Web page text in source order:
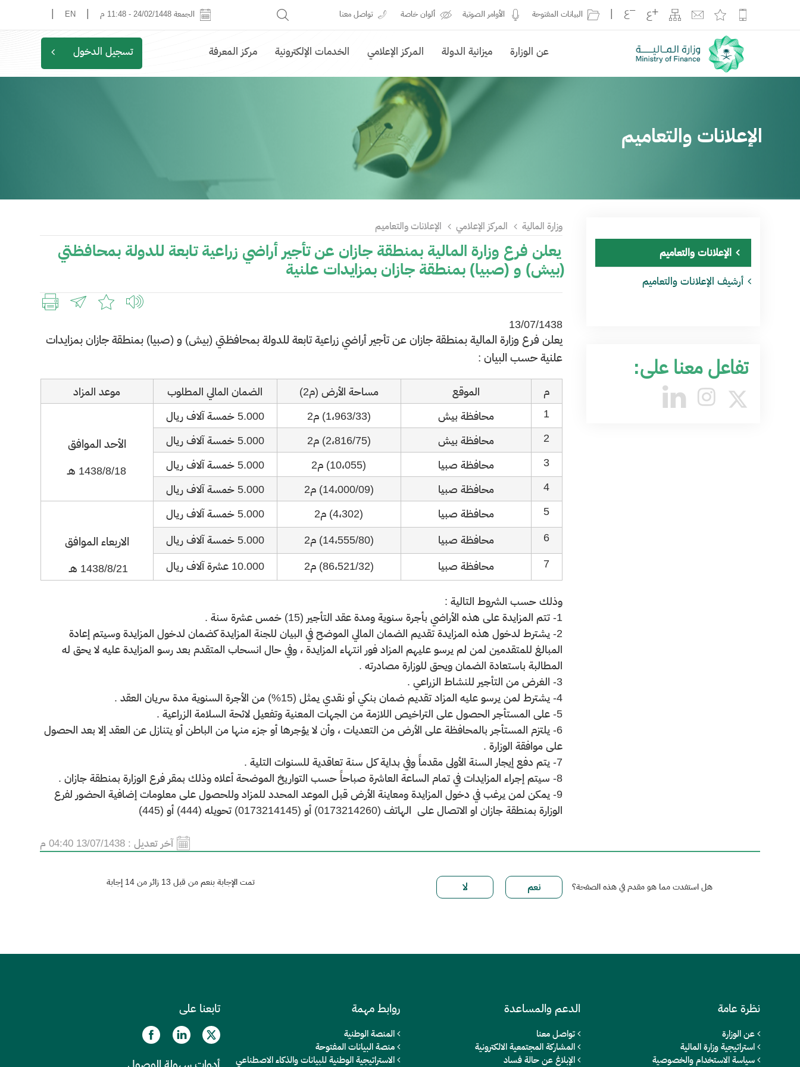
البيانات المفتوحة الأوامر الصوتية ألوان خاصة تواصل معنا EN الجمعة 24/02/1448 - 11:48 م
عن الوزارة ميزانية الدولة المركز الإعلامي الخدمات الإلكترونية مركز المعرفة تسجيل الدخول
الإعلانات والتعاميم
الإعلانات والتعاميم
أرشيف الإعلانات والتعاميم
تفاعل معنا على:
وزارة المالية المركز الإعلامي الإعلانات والتعاميم
يعلن فرع وزارة المالية بمنطقة جازان عن تأجير أراضي زراعية تابعة للدولة بمحافظتي
(بيش) و (صبيا) بمنطقة جازان بمزايدات علنية
13/07/1438
​​يعلن فرع وزارة المالية بمنطقة جازان عن تأجير أراضي زراعية تابعة للدولة بمحافظتي (بيش) و (صبيا) بمنطقة جازان بمزايدات
علنية حسب البيان :
م الموقع مساحة الأرض (م2) الضمان المالي المطلوب
موعد المزاد
1
محافظة ب​يش (1،963/33) م2 5.000 خمسة آلاف ريال
الأحد الموافق
1438/8/18 هـ
2 محافظة بيش (2،816/75) م2
5.000 خمسة آلاف ريال
3
محافظة صبيا (10،055) م2
5.000 خمسة آلاف ريال
4
محافظة صبيا (14،000/09) م2
5.000 خمسة آلاف ريال
5
محافظة صبيا (4،302) م2 5.000 خمسة آلاف ريال
الاربعاء​ الموافق
1438/8/21 هـ ​
6 محافظة صبيا (14،555/80) م2
5.000 خمسة آلاف ريال
7
محافظة صبيا (86،521/32) م2 10.000 عشرة آلاف ريال
وذلك حسب الشروط التالية :
1- تتم المزايدة على هذه الأراضي بأجرة سنوية ومدة عقد التأجير (15) خمس عشرة سنة .
2- يشترط لدخول هذه المزايدة تقديم الضمان المالي الموضح في البيان للجنة المزايدة كضمان لدخول المزايدة وسيتم إعادة
المبالغ للمتقدمين لمن لم يرسو عليهم المزاد فور انتهاء المزايدة ، وفي حال انسحاب المتقدم بعد رسو المزايدة عليه لا يحق له
المطالبة باستعادة الضمان ويحق للوزارة مصادرته .
3- الغرض من التأجير للنشاط الزراعي .
4- يشترط لمن يرسو عليه المزاد تقديم ضمان بنكي أو نقدي يمثل (15%) من الأجرة السنوية مدة سريان العقد .
5- على المستأجر الحصول على التراخيص اللازمة من الجهات المعنية وتفعيل لائحة السلامة الزراعية .
6- يلتزم المستأجر بالمحافظة على الأرض من التعديات ، وأن لا يؤجرها أو جزء منها من الباطن أو يتنازل عن العقد إلا بعد الحصول
على موافقة الوزارة .
7- يتم دفع إيجار السنة الأولى مقدماً وفي بداية كل سنة تعاقدية للسنوات التلية .
8- سيتم إجراء المزايدات في تمام الساعة العاشرة صباحاً حسب التواريخ الموضحة أعلاه وذلك بمقر فرع الوزارة بمنطقة جازان .
9- يمكن لمن يرغب في دخول المزايدة ومعاينة الأرض قبل الموعد المحدد للمزاد وللحصول على معلومات إضافية الحضور لفرع
الوزارة بمنطقة جازان او الاتصال على الهاتف (0173214260) أو (0173214145) تحويله (444) أو (445)
آخر تعديل : 13/07/1438 04:40 م
هل استفدت مما هو مقدم في هذه الصفحة؟ تمت الإجابة بنعم من قبل 13 زائر من 14 إجابة
نظرة عامة
عن الوزارة
استراتيجية وزارة المالية
سياسة الاستخدام والخصوصية
الدعم والمساعدة
تواصل معنا
المشاركة المجتمعية الالكترونية
الإبلاغ عن حالة فساد
روابط مهمة
المنصة الوطنية
منصة البيانات المفتوحة
الاستراتيجية الوطنية للبيانات والذكاء الاصطناعي
تابعنا على